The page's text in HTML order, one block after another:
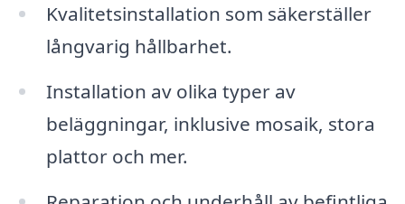
Kvalitetsinstallation som säkerställer
långvarig hållbarhet.
Installation av olika typer av
beläggningar, inklusive mosaik, stora
plattor och mer.